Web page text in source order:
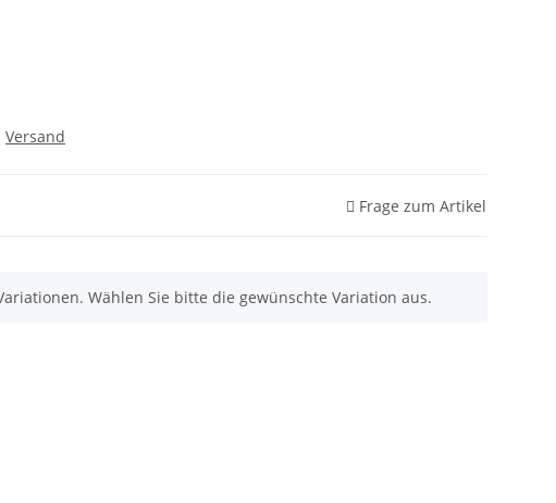
Versand
Frage zum Artikel
Wählen Sie bitte die gewünschte Variation aus.